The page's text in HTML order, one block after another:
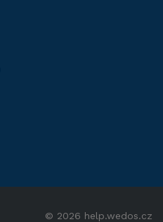
© 2026 help.wedos.cz